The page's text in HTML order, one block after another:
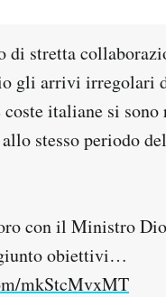
di stretta
gli arrivi irregolari
italiane si
stesso periodo
con il Ministro
obiettivi…
mkStcMvxMT